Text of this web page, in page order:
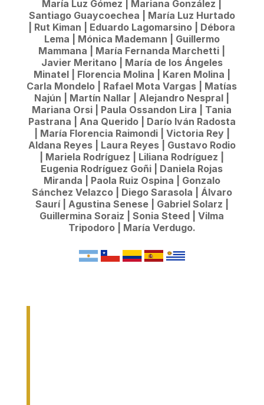
María Luz Gómez | Mariana González |
Santiago Guaycoechea | María Luz Hurtado
| Rut Kiman | Eduardo Lagomarsino | Débora
Lema | Mónica Mademann | Guillermo
Mammana | María Fernanda Marchetti |
Javier Meritano | María de los Ángeles
Minatel | Florencia Molina | Karen Molina |
Carla Mondelo | Rafael Mota Vargas | Matías
Najún | Martín Nallar | Alejandro Nespral |
Mariana Orsi | Paula Ossandon Lira | Tania
Pastrana | Ana Querido | Darío Iván Radosta
| María Florencia Raimondi | Victoria Rey |
Aldana Reyes | Laura Reyes | Gustavo Rodio
| Mariela Rodríguez | Liliana Rodríguez |
Eugenia Rodríguez Goñi | Daniela Rojas
Miranda | Paola Ruiz Ospina | Gonzalo
Sánchez Velazco | Diego Sarasola | Álvaro
Saurí | Agustina Senese | Gabriel Solarz |
Guillermina Soraiz | Sonia Steed | Vilma
Tripodoro | María Verdugo.